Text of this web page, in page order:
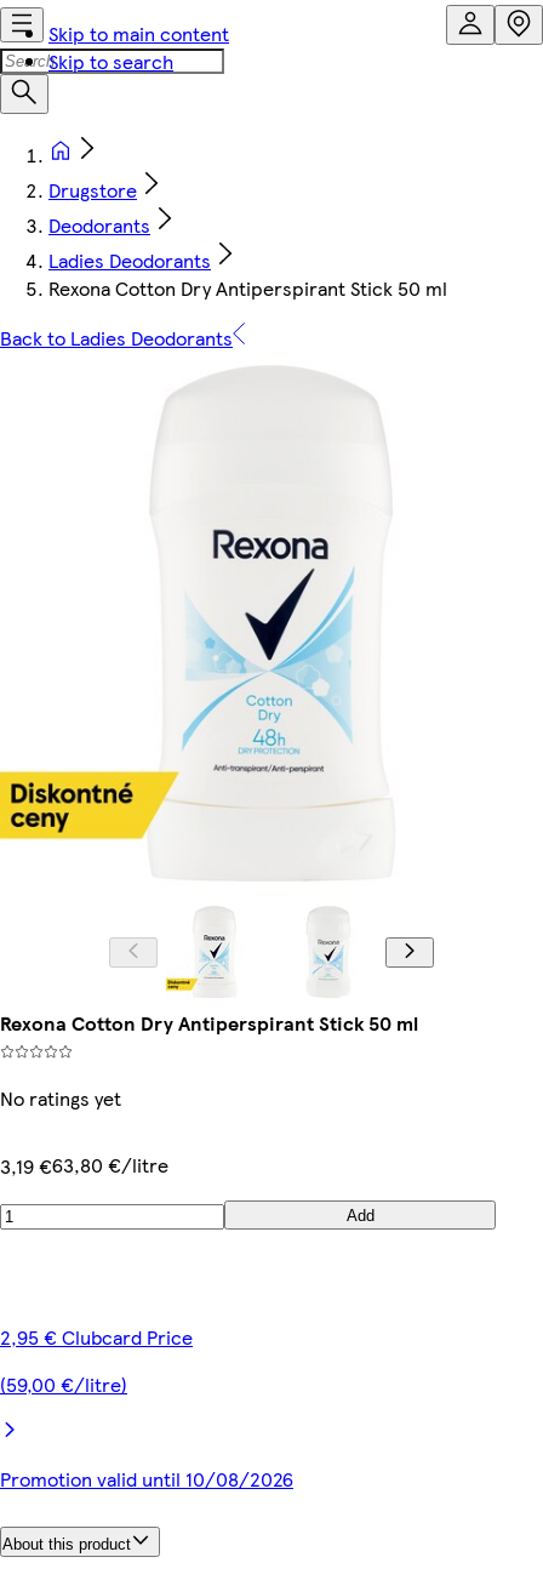
Skip to main content
Skip to search
Drugstore
Deodorants
Ladies Deodorants
Rexona Cotton Dry Antiperspirant Stick 50 ml
Back to Ladies Deodorants
Rexona Cotton Dry Antiperspirant Stick 50 ml
No ratings yet
3,19 €63,80 €/litre
Add
2,95 € Clubcard Price
(59,00 €/litre)
Promotion valid until 10/08/2026
About this product